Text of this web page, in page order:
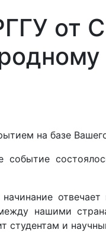
от
на базе
событие
нашими
студентам и